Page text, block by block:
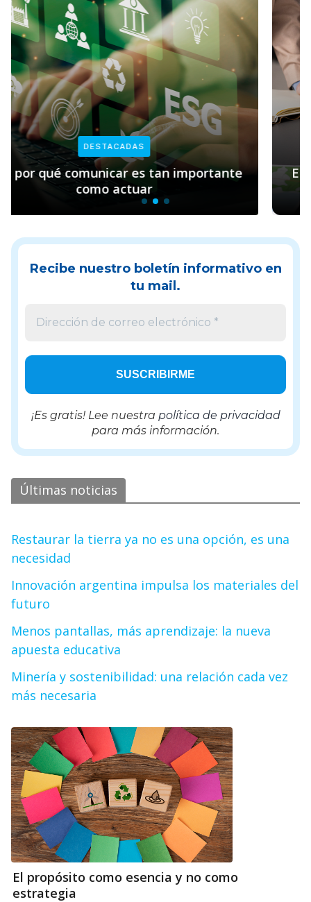
DESTACADAS
Empresas y sostenibilidad: el rol
Recibe nuestro boletín informativo en
tu mail.
¡Es gratis! Lee nuestra política de privacidad
para más información.
Últimas noticias
Restaurar la tierra ya no es una opción, es una
necesidad
Innovación argentina impulsa los materiales del
futuro
Menos pantallas, más aprendizaje: la nueva
apuesta educativa
Minería y sostenibilidad: una relación cada vez
más necesaria
El propósito como esencia y no como
estrategia